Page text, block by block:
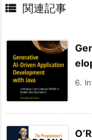
 関連記事
6.